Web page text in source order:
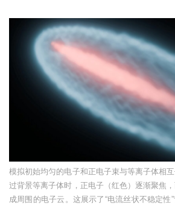
模拟初始均匀的电子和正电子束与等离子体相
过背景等离子体时，正电子（红色）逐渐聚焦
成周围的电子云。这展示了“电流丝状不稳定性